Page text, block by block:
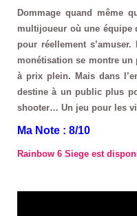
Dommage quand même
multijoueur où une équipe
pour réellement
monétisation se montre
à prix plein. Mais dans
destine à un public plus
shooter… Un jeu pour les
Ma Note : 8/10
Rainbow 6 Siege est